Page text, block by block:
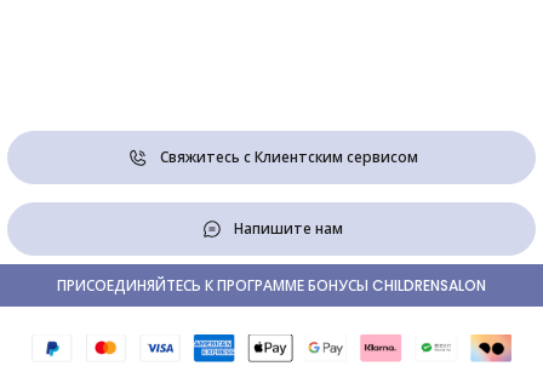
Свяжитесь с Клиентским сервисом
Напишите нам
ПРИСОЕДИНЯЙТЕСЬ К ПРОГРАММЕ БОНУСЫ CHILDRENSALON